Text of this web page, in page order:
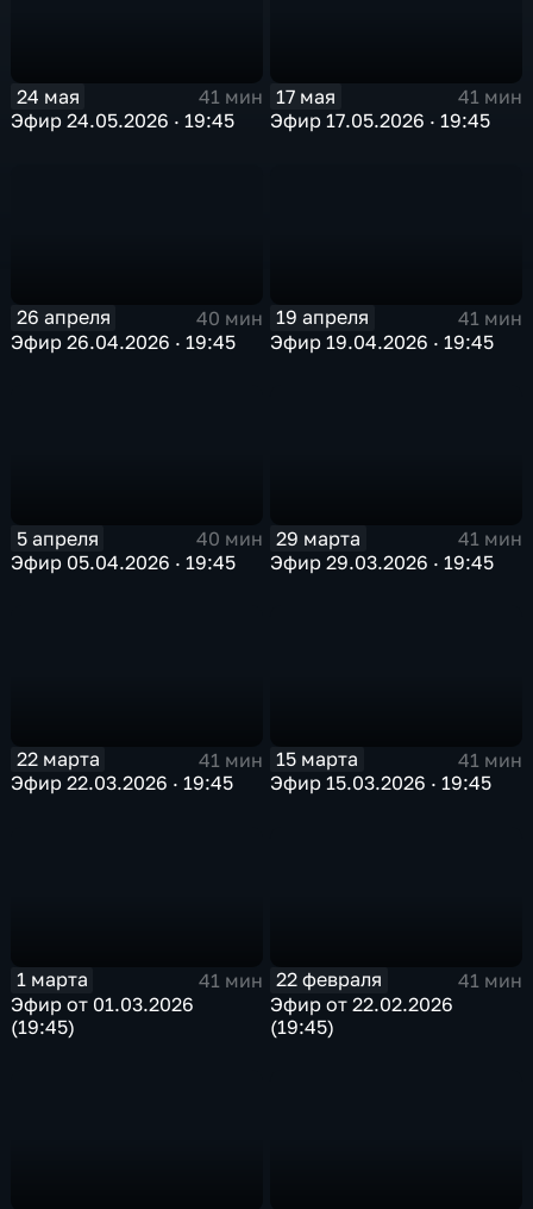
24 мая
41 мин
Эфир 24.05.2026 · 19:45
17 мая
41 мин
Эфир 17.05.2026 · 19:45
26 апреля
40 мин
Эфир 26.04.2026 · 19:45
19 апреля
41 мин
Эфир 19.04.2026 · 19:45
5 апреля
40 мин
Эфир 05.04.2026 · 19:45
29 марта
41 мин
Эфир 29.03.2026 · 19:45
22 марта
41 мин
Эфир 22.03.2026 · 19:45
15 марта
41 мин
Эфир 15.03.2026 · 19:45
1 марта
41 мин
Эфир от 01.03.2026
(19:45)
22 февраля
41 мин
Эфир от 22.02.2026
(19:45)